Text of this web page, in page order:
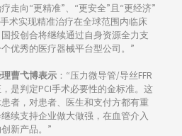
走向“更精准”、“更安全”且“更经济”
手术实现精准治疗在全球范围内临床
投创合将继续通过自身资源全力支
优秀的医疗器械平台型公司。”
曹弋博表示：“压力微导管/导丝FFR
是判定PCI手术必要性的金标准。这
者，对患者、医生和支付方都有重
续支持企业做大做强，在血管介入
新产品。”